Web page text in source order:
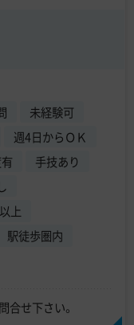
未経験可
週4日からＯＫ
手技あり
上
駅徒歩圏内
合せ下さい。